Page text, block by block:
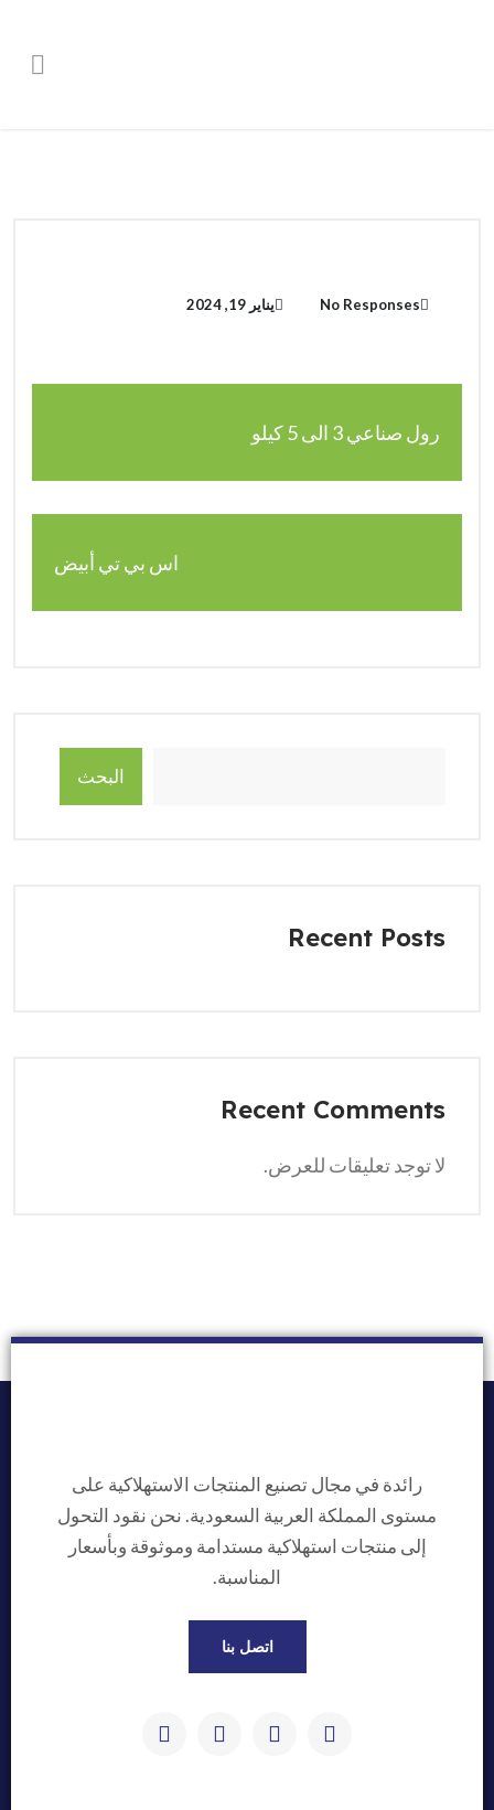
No Responses يناير 19, 2024
رول صناعي 3 الى 5 كيلو
اس بي تي أبيض
البحث
Recent Posts
Recent Comments
لا توجد تعليقات للعرض.
رائدة في مجال تصنيع المنتجات الاستهلاكية على
مستوى المملكة العربية السعودية. نحن نقود التحول
إلى منتجات استهلاكية مستدامة وموثوقة وبأسعار
المناسبة.
اتصل بنا